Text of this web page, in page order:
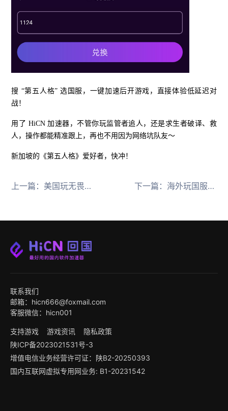
搜 “第五人格” 选国服，一键加速后开游戏，直接体验低延迟对
战！
用了 HiCN 加速器，不管你玩监管者追人，还是求生者破译、救
人，操作都能精准跟上，再也不用因为网络坑队友～
新加坡的《第五人格》爱好者，快冲！
上一篇： 美国玩无畏契约国服卡顿？HiCN 加速器来救场 下一篇： 海外玩国服 LOL 太卡总掉线？HiCN回国加速器教你低延迟畅玩！
联系我们
邮箱：hicn666@foxmail.com
客服微信：hicn001
支持游戏 游戏资讯
隐私政策
陕ICP备2023021531号-3
增值电信业务经营许可证：陕B2-20250393
国内互联网虚拟专用网业务: B1-20231542